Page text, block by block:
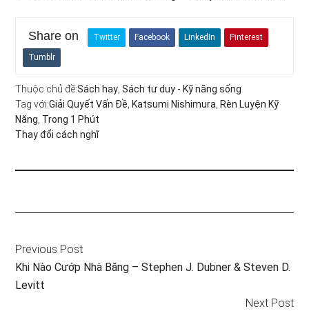
Share on Twitter Facebook LinkedIn Pinterest
Tumblr
Thuộc chủ đề:Sách hay ,Sách tư duy - Kỹ năng sống
Tag với:Giải Quyết Vấn Đề Katsumi Nishimura Rèn Luyện Kỹ
Năng Trong 1 Phút
Thay đổi cách nghĩ
Previous Post
Khi Nào Cướp Nhà Băng – Stephen J. Dubner & Steven D.
Levitt
Next Post